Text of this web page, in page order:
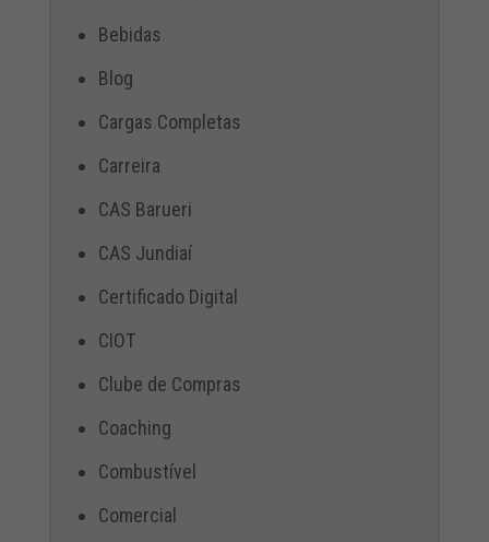
Bebidas
Blog
Cargas Completas
Carreira
CAS Barueri
CAS Jundiaí
Certificado Digital
CIOT
Clube de Compras
Coaching
Combustível
Comercial